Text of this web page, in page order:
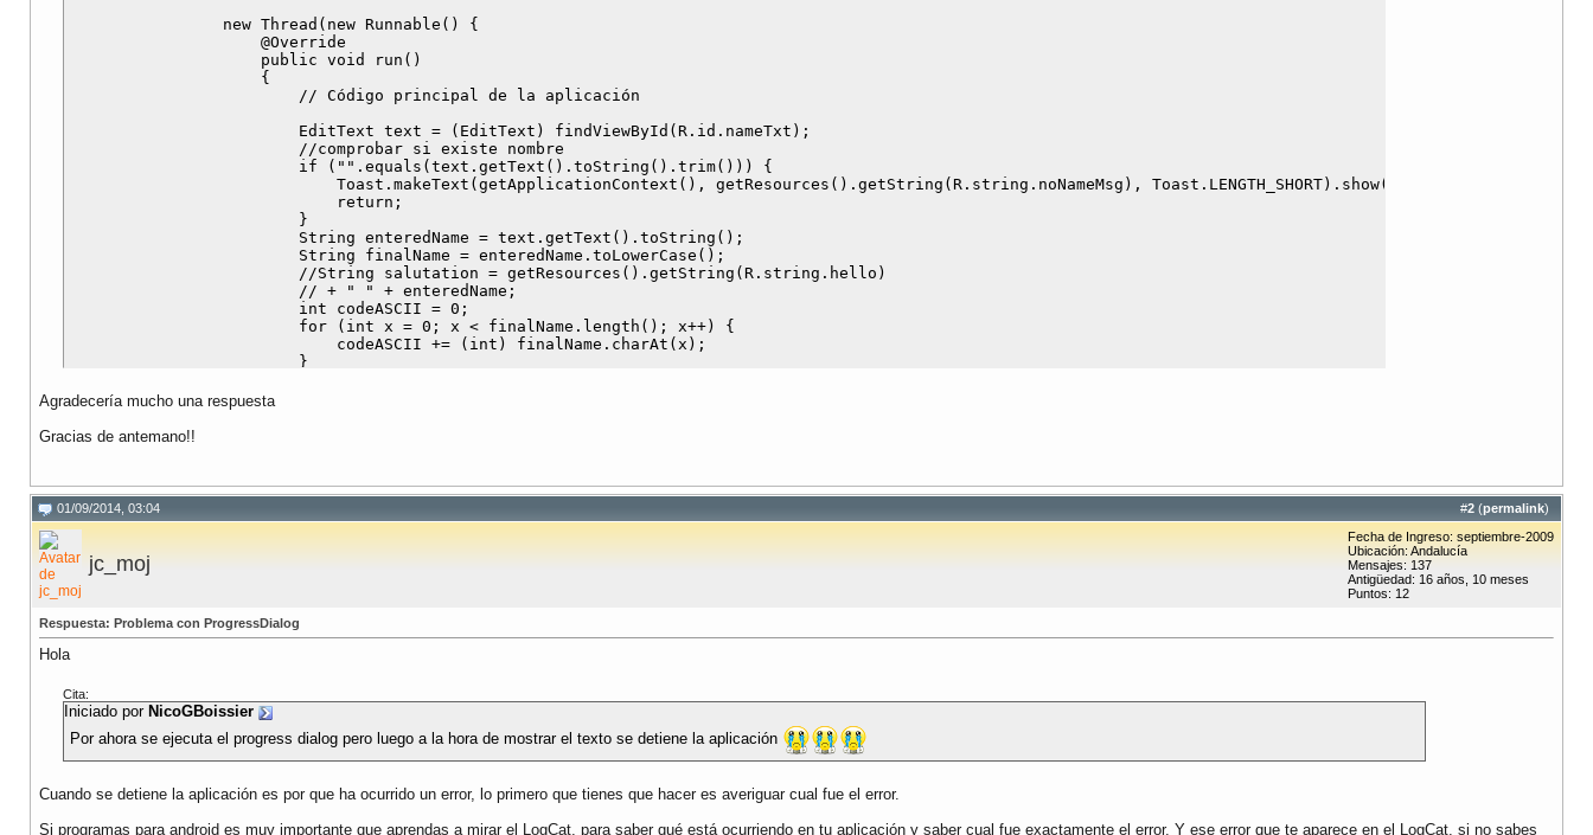
                new Thread(new Runnable() {
                    @Override
                    public void run()
                    {
                        // Código principal de la aplicación
                        EditText text = (EditText) findViewById(R.id.nameTxt);
                        //comprobar si existe nombre
                        if ("".equals(text.getText().toString().trim())) {
                            Toast.makeText(getApplicationContext(), getResources().getString(R.string.noNameMsg), Toast.LENGTH_SHORT).show();
                            return;
                        }
                        String enteredName = text.getText().toString();
                        String finalName = enteredName.toLowerCase();
                        //String salutation = getResources().getString(R.string.hello)
                        // + " " + enteredName;
                        int codeASCII = 0;
                        for (int x = 0; x < finalName.length(); x++) {
                            codeASCII += (int) finalName.charAt(x);
                        }
                        EditText day = (EditText) findViewById(R.id.day);
                        //comprobar si se ha introducido día
                            return;
                        }
                        EditText month = (EditText) findViewById(R.id.month);
                        if ("".equals(month.getText().toString().trim())) {
                            Toast.makeText(getApplicationContext(), getResources().getString(R.string.noMonthMsg), Toast.LENGTH_SHORT).show();
                            return;
                        EditText year = (EditText) findViewById(R.id.year);
                            return;
                        }
                        int dia = Integer.valueOf(day.getText().toString());
                        int mes = Integer.valueOf(month.getText().toString());
                        int nacimiento = dia + mes + año;
                        int nTotal = 17;
Agradecería mucho una respuesta
Gracias de antemano!!
#2 (permalink)
01/09/2014, 03:04
jc_moj
Fecha de Ingreso: septiembre-2009
Ubicación: Andalucía
Mensajes: 137
Antigüedad: 16 años, 10 meses
Puntos: 12
Respuesta: Problema con ProgressDialog
Hola
Cita:
Iniciado por NicoGBoissier
Por ahora se ejecuta el progress dialog pero luego a la hora de mostrar el texto se detiene la aplicación
Cuando se detiene la aplicación es por que ha ocurrido un error, lo primero que tienes que hacer es averiguar cual fue el error.
Si programas para android es muy importante que aprendas a mirar el LogCat, para saber qué está ocurriendo en tu aplicación y saber cual fue exactamente el error. Y ese error que te aparece en el LogCat, si no sabes